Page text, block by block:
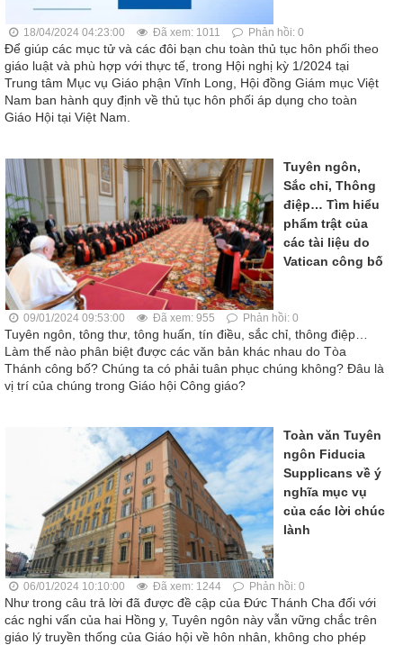
18/04/2024 04:23:00 Đã xem: 1011 Phản hồi: 0
Để giúp các mục tử và các đôi bạn chu toàn thủ tục hôn phối theo
giáo luật và phù hợp với thực tế, trong Hội nghị kỳ 1/2024 tại
Trung tâm Mục vụ Giáo phận Vĩnh Long, Hội đồng Giám mục Việt
Nam ban hành quy định về thủ tục hôn phối áp dụng cho toàn
Giáo Hội tại Việt Nam.
Tuyên ngôn,
Sắc chỉ, Thông
điệp… Tìm hiểu
phẩm trật của
các tài liệu do
Vatican công bố
09/01/2024 09:53:00 Đã xem: 955 Phản hồi: 0
Tuyên ngôn, tông thư, tông huấn, tín điều, sắc chỉ, thông điệp…
Làm thế nào phân biệt được các văn bản khác nhau do Tòa
Thánh công bố? Chúng ta có phải tuân phục chúng không? Đâu là
vị trí của chúng trong Giáo hội Công giáo?
Toàn văn Tuyên
ngôn Fiducia
Supplicans về ý
nghĩa mục vụ
của các lời chúc
lành
06/01/2024 10:10:00 Đã xem: 1244 Phản hồi: 0
Như trong câu trả lời đã được đề cập của Đức Thánh Cha đối với
các nghi vấn của hai Hồng y, Tuyên ngôn này vẫn vững chắc trên
giáo lý truyền thống của Giáo hội về hôn nhân, không cho phép